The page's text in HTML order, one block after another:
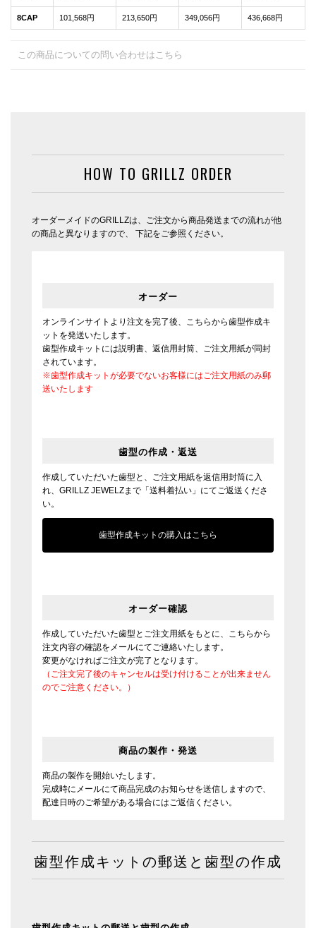
8CAP 101,568円 213,650円 349,056円 436,668円
この商品についての問い合わせはこちら
HOW TO GRILLZ ORDER
オーダーメイドのGRILLZは、ご注文から商品発送までの流れが他
の商品と異なりますので、 下記をご参照ください。
オーダー
オンラインサイトより注文を完了後、こちらから歯型作成キ
ットを発送いたします。
歯型作成キットには説明書、返信用封筒、ご注文用紙が同封
されています。
※歯型作成キットが必要でないお客様にはご注文用紙のみ郵
送いたします
歯型の作成・返送
作成していただいた歯型と、ご注文用紙を返信用封筒に入
れ、GRILLZ JEWELZまで「送料着払い」にてご返送くださ
い。
歯型作成キットの購入はこちら
オーダー確認
作成していただいた歯型とご注文用紙をもとに、こちらから
注文内容の確認をメールにてご連絡いたします。
変更がなければご注文が完了となります。
（ご注文完了後のキャンセルは受け付けることが出来ません
のでご注意ください。）
商品の製作・発送
商品の製作を開始いたします。
完成時にメールにて商品完成のお知らせを送信しますので、
配達日時のご希望がある場合にはご返信ください。
歯型作成キットの郵送と歯型の作成